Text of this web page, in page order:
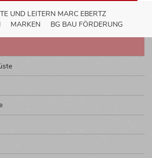
UND LEITERN MARC EBERTZ
MARKEN BG BAU FÖRDERUNG